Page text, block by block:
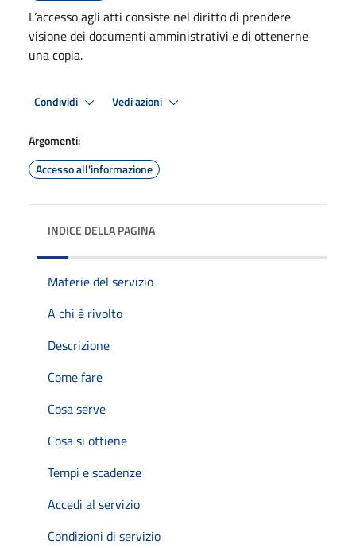
L’accesso agli atti consiste nel diritto di prendere
visione dei documenti amministrativi e di ottenerne
una copia.
Condividi Vedi azioni
Argomenti:
Accesso all'informazione
INDICE DELLA PAGINA
Materie del servizio
A chi è rivolto
Descrizione
Come fare
Cosa serve
Cosa si ottiene
Tempi e scadenze
Accedi al servizio
Condizioni di servizio